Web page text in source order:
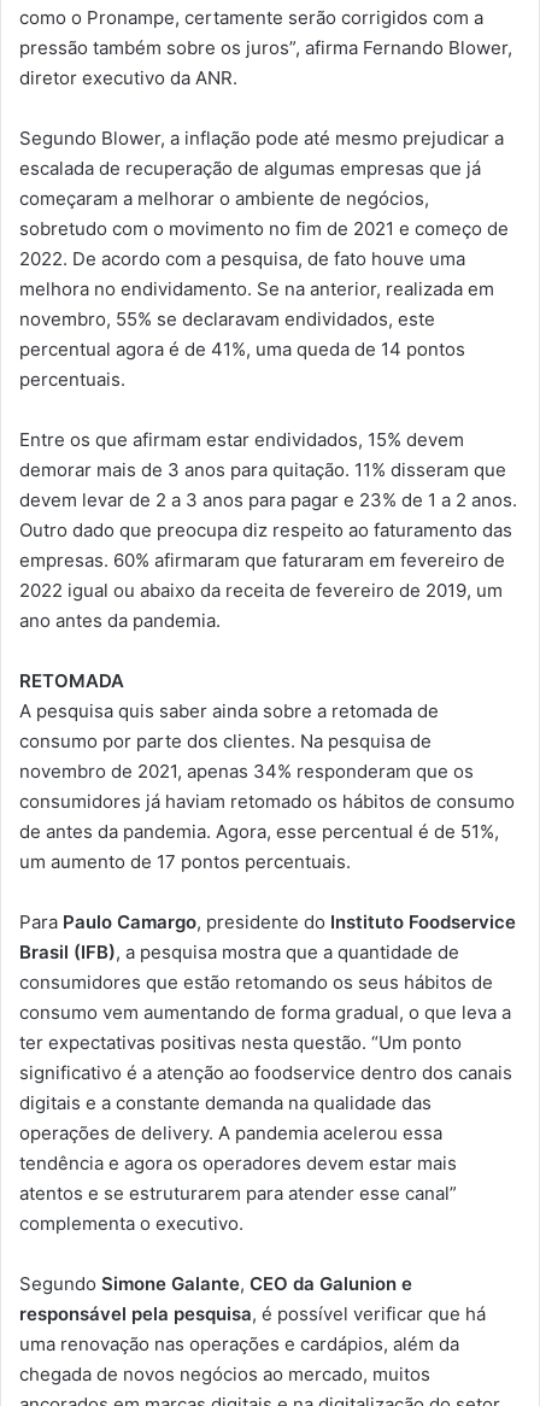
como o Pronampe, certamente serão corrigidos com a
pressão também sobre os juros”, afirma Fernando Blower,
diretor executivo da ANR.
Segundo Blower, a inflação pode até mesmo prejudicar a
escalada de recuperação de algumas empresas que já
começaram a melhorar o ambiente de negócios,
sobretudo com o movimento no fim de 2021 e começo de
2022. De acordo com a pesquisa, de fato houve uma
melhora no endividamento. Se na anterior, realizada em
novembro, 55% se declaravam endividados, este
percentual agora é de 41%, uma queda de 14 pontos
percentuais.
Entre os que afirmam estar endividados, 15% devem
demorar mais de 3 anos para quitação. 11% disseram que
devem levar de 2 a 3 anos para pagar e 23% de 1 a 2 anos.
Outro dado que preocupa diz respeito ao faturamento das
empresas. 60% afirmaram que faturaram em fevereiro de
2022 igual ou abaixo da receita de fevereiro de 2019, um
ano antes da pandemia.
RETOMADA
A pesquisa quis saber ainda sobre a retomada de
consumo por parte dos clientes. Na pesquisa de
novembro de 2021, apenas 34% responderam que os
consumidores já haviam retomado os hábitos de consumo
de antes da pandemia. Agora, esse percentual é de 51%,
um aumento de 17 pontos percentuais.
Para Paulo Camargo, presidente do Instituto Foodservice
Brasil (IFB), a pesquisa mostra que a quantidade de
consumidores que estão retomando os seus hábitos de
consumo vem aumentando de forma gradual, o que leva a
ter expectativas positivas nesta questão. “Um ponto
significativo é a atenção ao foodservice dentro dos canais
digitais e a constante demanda na qualidade das
operações de delivery. A pandemia acelerou essa
tendência e agora os operadores devem estar mais
atentos e se estruturarem para atender esse canal”
complementa o executivo.
Segundo Simone Galante, CEO da Galunion e
responsável pela pesquisa, é possível verificar que há
uma renovação nas operações e cardápios, além da
chegada de novos negócios ao mercado, muitos